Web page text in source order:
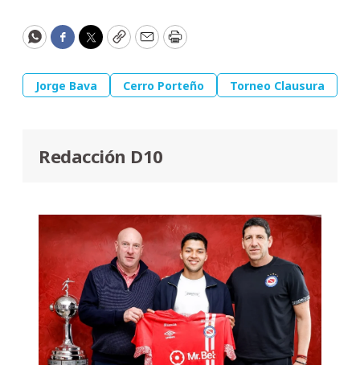
WhatsApp
Facebook
Twitter
CopyEmailPrint
Jorge Bava Cerro Porteño Torneo Clausura
Redacción D10